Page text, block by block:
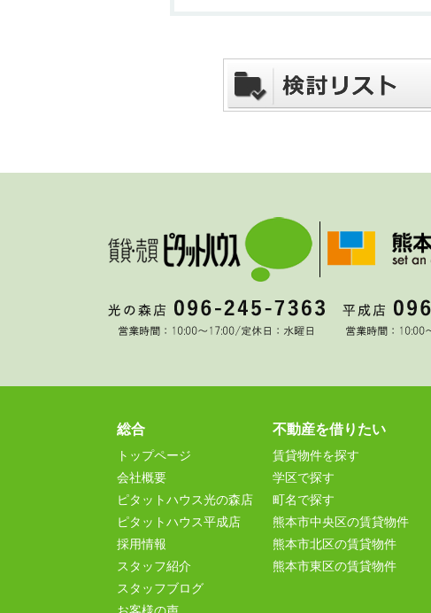
総合
トップページ
会社概要
ピタットハウス光の森店
ピタットハウス平成店
採用情報
スタッフ紹介
スタッフブログ
不動産を借りたい
賃貸物件を探す
学区で探す
町名で探す
熊本市中央区の賃貸物件
熊本市北区の賃貸物件
熊本市東区の賃貸物件